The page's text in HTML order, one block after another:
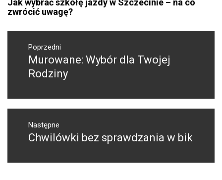
zwrócić uwagę?
Nawigacja
wpisuPoprzedni
Poprzedni
wpis:
Murowane: Wybór dla Twojej
Rodziny
Następne
Następny
Chwilówki bez sprawdzania w bik